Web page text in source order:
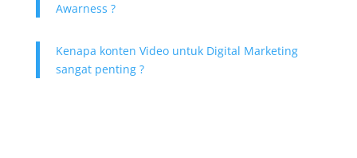
Awarness ?
Kenapa konten Video untuk Digital Marketing
sangat penting ?